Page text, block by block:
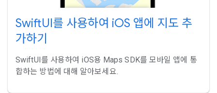
SwiftUI를 사용하여 iOS 앱에 지도 추
가하기
SwiftUI를 사용하여 iOS용 Maps SDK를 모바일 앱에 통
합하는 방법에 대해 알아보세요.